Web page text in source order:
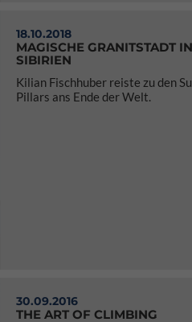
18.10.2018
MAGISCHE GRANITSTADT IN
SIBIRIEN
Kilian Fischhuber reiste zu den
Pillars ans Ende der Welt.
30.09.2016
THE ART OF CLIMBING